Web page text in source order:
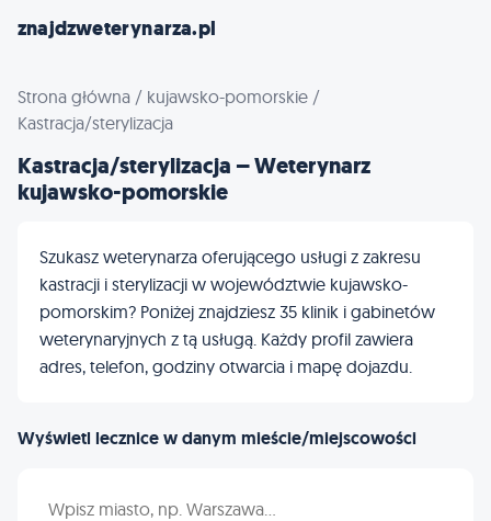
znajdzweterynarza.pl
Strona główna / kujawsko-pomorskie /
Kastracja/sterylizacja
Kastracja/sterylizacja – Weterynarz
kujawsko-pomorskie
Szukasz weterynarza oferującego usługi z zakresu
kastracji i sterylizacji w województwie kujawsko-
pomorskim? Poniżej znajdziesz 35 klinik i gabinetów
weterynaryjnych z tą usługą. Każdy profil zawiera
adres, telefon, godziny otwarcia i mapę dojazdu.
Wyświetl lecznice w danym mieście/miejscowości